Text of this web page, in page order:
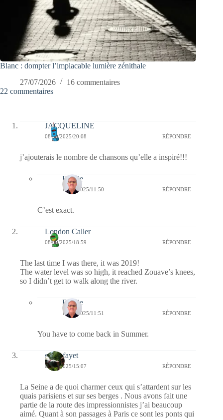
Blanc : dompter l’implacable lumière zénithale
27/07/2026
16 commentaires
22 commentaires
JACQUELINE
08/09/2025/20:08 RÉPONDRE
j’ajouterais le nombre de chansons qu’elle a inspiré!!!
Bernie
10/09/2025/11:50 RÉPONDRE
C’est exact.
London Caller
08/09/2025/18:59 RÉPONDRE
The last time I was there, it was 2019!
The water level was so high, it reached Zouave’s knees,
so I didn’t get to walk along the river.
Bernie
10/09/2025/11:51 RÉPONDRE
You have to come back in Summer.
giselefayet
08/09/2025/15:07 RÉPONDRE
La Seine a de quoi charmer ceux qui s’attardent sur les
quais parisiens et sur ses berges . Nous avons fait une
partie de la route des impressionnistes j’ai beaucoup
aimé. Quant à son passages à Paris ce sont les ponts qui